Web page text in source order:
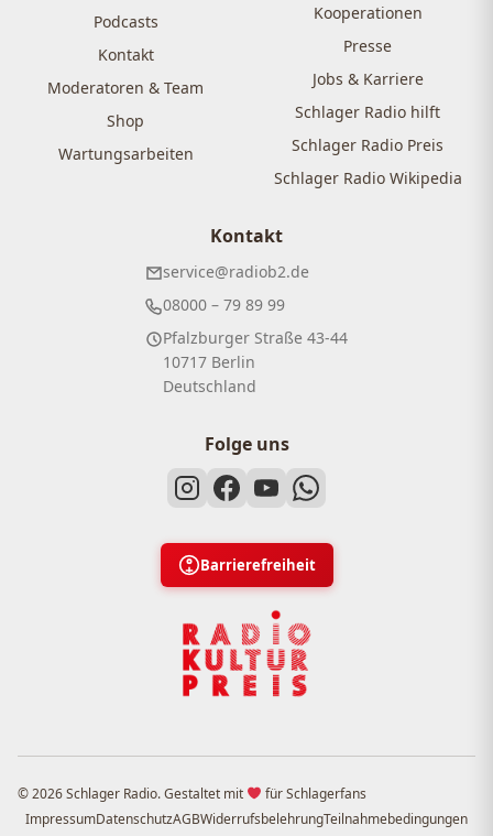
Podcasts
Kontakt
Moderatoren & Team
Shop
Wartungsarbeiten
Kooperationen
Presse
Jobs & Karriere
Schlager Radio hilft
Schlager Radio Preis
Schlager Radio Wikipedia
Kontakt
service@radiob2.de
08000 – 79 89 99
Pfalzburger Straße 43-44
10717 Berlin
Deutschland
Folge uns
Barrierefreiheit
© 2026 Schlager Radio. Gestaltet mit
für Schlagerfans
ImpressumDatenschutzAGBWiderrufsbelehrungTeilnahmebedingungen